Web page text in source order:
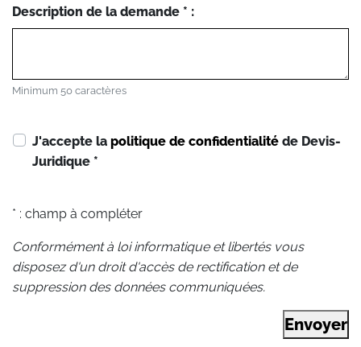
Description de la demande * :
Minimum 50 caractères
J'accepte la politique de confidentialité de Devis-
Juridique *
* : champ à compléter
Conformément à loi informatique et libertés vous
disposez d'un droit d'accès de rectification et de
suppression des données communiquées.
Envoyer